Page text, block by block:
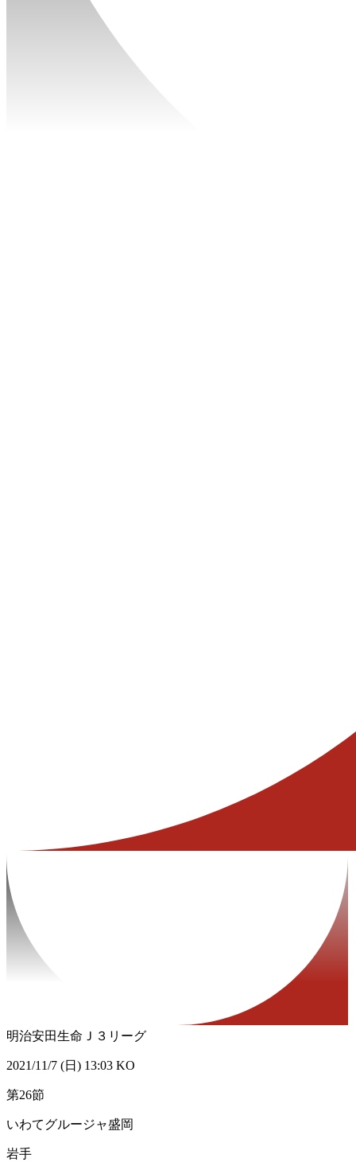
明治安田生命Ｊ３リーグ
2021/11/7 (日) 13:03 KO
第26節
いわてグルージャ盛岡
岩手